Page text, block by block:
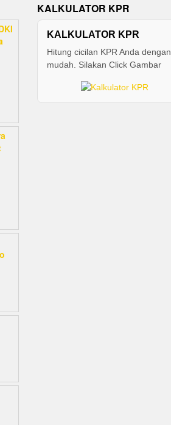
KALKULATOR KPR
KALKULATOR KPR
Hitung cicilan KPR Anda dengan
mudah. Silakan Click Gambar